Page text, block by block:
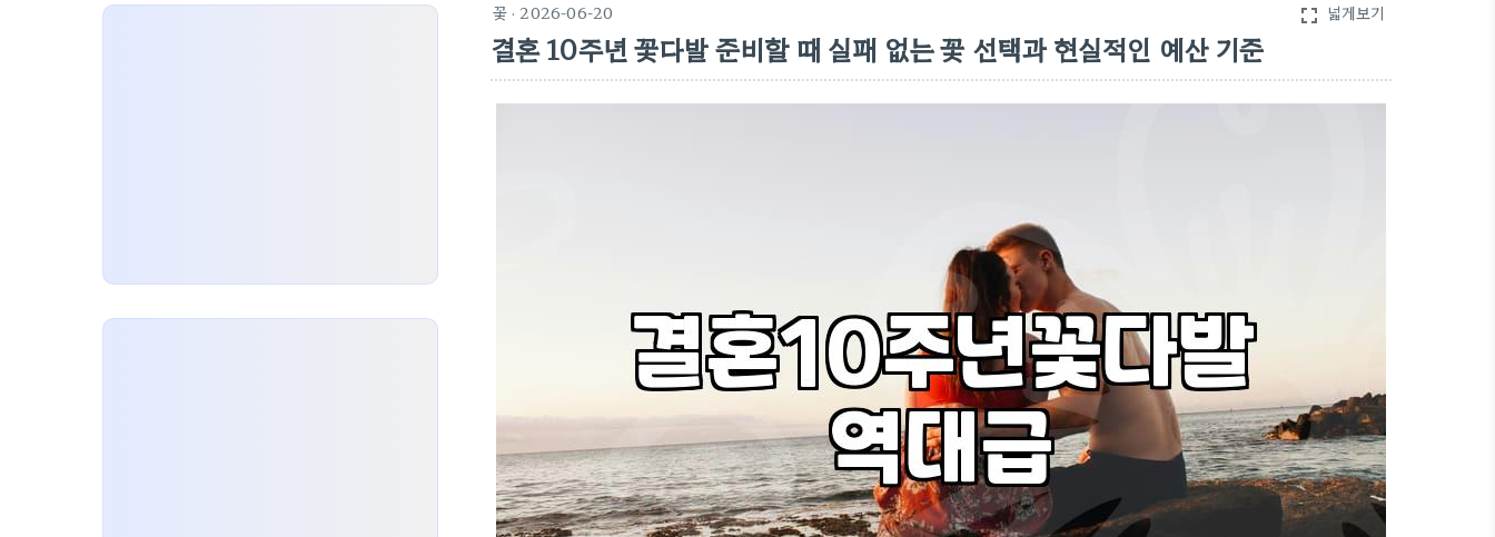
꽃· 2026-06-20 fullscreen 넓게보기
결혼 10주년 꽃다발 준비할 때 실패 없는 꽃 선택과 현실적인 예산 기준